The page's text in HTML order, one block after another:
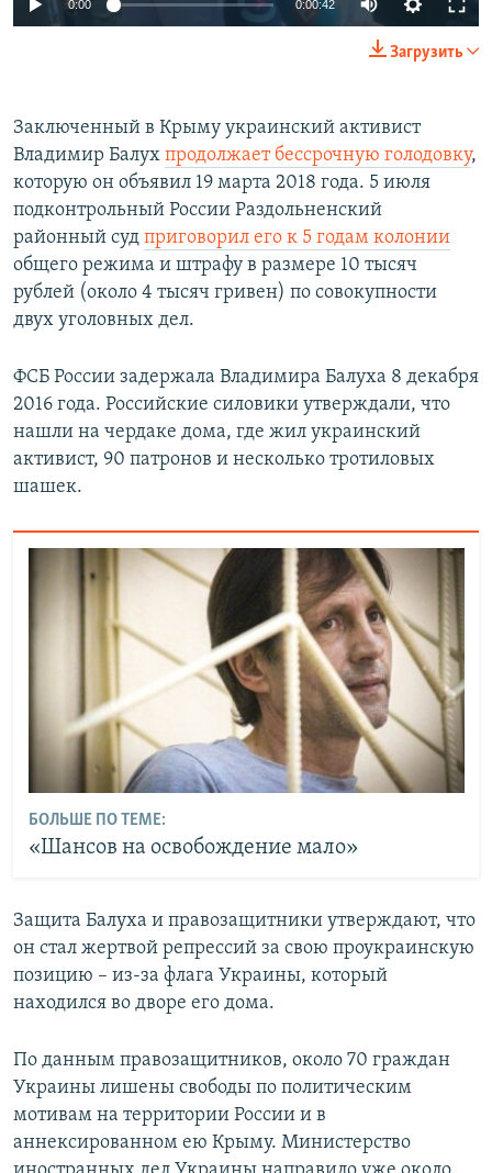
0:00 0:00:42
Загрузить
Заключенный в Крыму украинский активист
Владимир Балух продолжает бессрочную голодовку,
которую он объявил 19 марта 2018 года. 5 июля
подконтрольный России Раздольненский
районный суд приговорил его к 5 годам колонии
общего режима и штрафу в размере 10 тысяч
рублей (около 4 тысяч гривен) по совокупности
двух уголовных дел.
ФСБ России задержала Владимира Балуха 8 декабря
2016 года. Российские силовики утверждали, что
нашли на чердаке дома, где жил украинский
активист, 90 патронов и несколько тротиловых
шашек.
БОЛЬШЕ ПО ТЕМЕ:
«Шансов на освобождение мало»
Защита Балуха и правозащитники утверждают, что
он стал жертвой репрессий за свою проукраинскую
позицию – из-за флага Украины, который
находился во дворе его дома.
По данным правозащитников, около 70 граждан
Украины лишены свободы по политическим
мотивам на территории России и в
аннексированном ею Крыму. Министерство